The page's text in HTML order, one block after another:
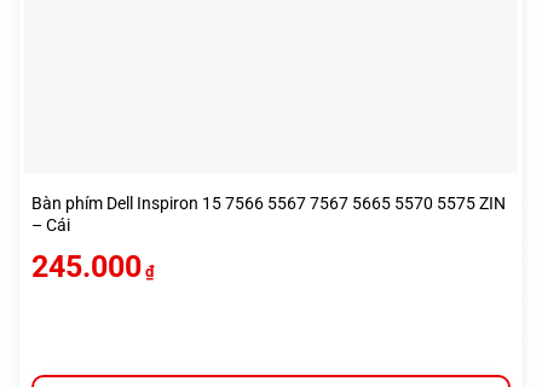
Bàn phím Dell Inspiron 15 7566 5567 7567 5665 5570 5575 ZIN
– Cái
245.000 ₫